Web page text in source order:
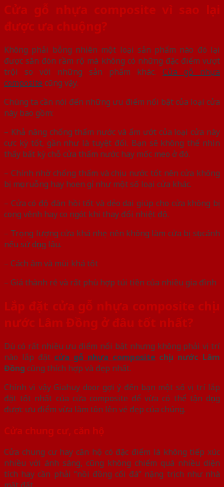
Cửa gỗ nhựa composite vì sao lại
được ưa chuộng?
Không phải bỗng nhiên một loại sản phẩm nào đó lại
được săn đón rầm rộ mà không có những đặc điểm vượt
trội so với những sản phẩm khác. Cửa gỗ nhựa
composite cũng vậy.
Chúng ta cần nói đến những ưu điểm nổi bật của loại cửa
này bao gồm:
– Khả năng chống thấm nước và ẩm ướt của loại cửa này
cực kỳ tốt, gần như là tuyệt đối. Bạn sẽ không thể nhìn
thấy bất kỳ chỗ cửa thấm nước hay mốc meo ở đó.
– Chính nhờ chống thấm và chịu nước tốt nên cửa không
bị mục ruỗng hay hoen gỉ như một số loại cửa khác.
– Cửa có độ đàn hồi tốt và dẻo dai giúp cho cửa không bị
cong vênh hay co ngót khi thay đổi nhiệt độ.
– Trọng lượng cửa khá nhẹ nên không làm cửa bị sụt cánh
nếu sử dụng lâu.
– Cách âm và mùi khá tốt
– Giá thành rẻ và rất phù hợp túi tiền của nhiều gia đình
Lắp đặt cửa gỗ nhựa composite chịu
nước Lâm Đồng ở đâu tốt nhất?
Dù có rất nhiều ưu điểm nổi bật nhưng không phải vị trí
nào lắp đặt cửa gỗ nhựa composite chịu nước Lâm
Đồng cũng thích hợp và đẹp nhất.
Chính vì vậy Giahuy door gợi ý đến bạn một số vị trí lắp
đặt tốt nhất của cửa composite để vừa có thể tận dụng
được ưu điểm vừa làm tôn lên vẻ đẹp của chúng.
Cửa chung cư, căn hộ
Cửa chung cư hay căn hộ có đặc điểm là không tiếp xúc
nhiều với ánh sáng, cũng không chiếm quá nhiều diện
tích hay cần phải “nồi đồng cối đá” nặng trịch như nhà